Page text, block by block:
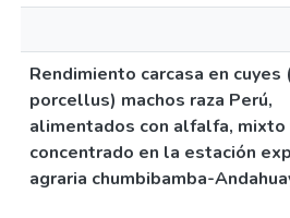
Rendimiento carcasa en cuyes
porcellus) machos raza Perú,
alimentados con alfalfa, mixto
concentrado en la estación
agraria chumbibamba-